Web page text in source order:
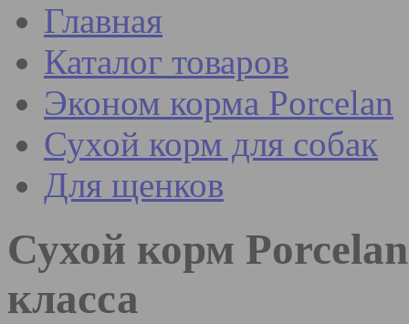
Главная
Каталог товаров
Эконом корма Porcelan
Сухой корм для собак
Для щенков
Сухой корм
класса